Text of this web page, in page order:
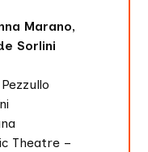
Marano,
Sorlini
Theatre –